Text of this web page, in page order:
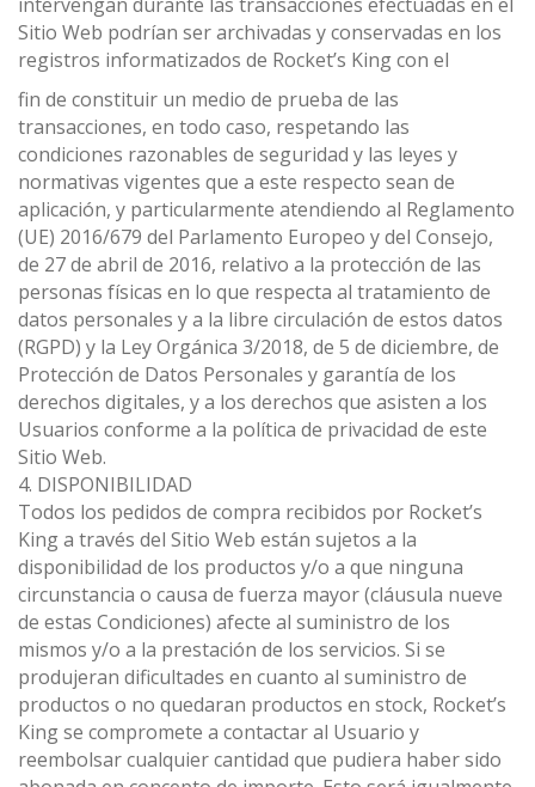
intervengan durante las transacciones efectuadas en el
Sitio Web podrían ser archivadas y conservadas en los
registros informatizados de Rocket’s King con el
fin de constituir un medio de prueba de las
transacciones, en todo caso, respetando las
condiciones razonables de seguridad y las leyes y
normativas vigentes que a este respecto sean de
aplicación, y particularmente atendiendo al Reglamento
(UE) 2016/679 del Parlamento Europeo y del Consejo,
de 27 de abril de 2016, relativo a la protección de las
personas físicas en lo que respecta al tratamiento de
datos personales y a la libre circulación de estos datos
(RGPD) y la Ley Orgánica 3/2018, de 5 de diciembre, de
Protección de Datos Personales y garantía de los
derechos digitales, y a los derechos que asisten a los
Usuarios conforme a la política de privacidad de este
Sitio Web.
4. DISPONIBILIDAD
Todos los pedidos de compra recibidos por Rocket’s
King a través del Sitio Web están sujetos a la
disponibilidad de los productos y/o a que ninguna
circunstancia o causa de fuerza mayor (cláusula nueve
de estas Condiciones) afecte al suministro de los
mismos y/o a la prestación de los servicios. Si se
produjeran dificultades en cuanto al suministro de
productos o no quedaran productos en stock, Rocket’s
King se compromete a contactar al Usuario y
reembolsar cualquier cantidad que pudiera haber sido